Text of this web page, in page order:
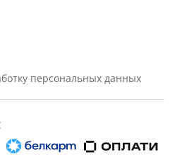
персональных данных